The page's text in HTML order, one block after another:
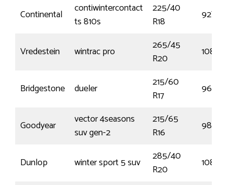
Continental
contiwintercontact
ts 810s
225/40
R18
92V
Vredestein wintrac pro
265/45
R20
108V
Bridgestone dueler
215/60
R17
96H
Goodyear
vector 4seasons
suv gen-2
215/65
R16
98H
Dunlop winter sport 5 suv
285/40
R20
108V